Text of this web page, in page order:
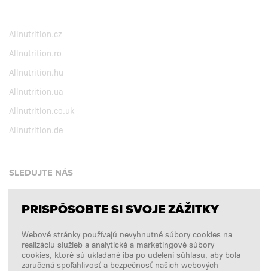
Allnutrition.cz
Allnutrition.ro
Allnutrition.hu
Allnutrition.ua
Allnutrition.co.uk
Allnutrition.de
SLEDUJTE NÁS
Facebook
Instagram
Copyright © 2026 SFD S. A.
PRISPÔSOBTE SI SVOJE ZÁŽITKY
Webové stránky používajú nevyhnutné súbory cookies na
realizáciu služieb a analytické a marketingové súbory
cookies, ktoré sú ukladané iba po udelení súhlasu, aby bola
zaručená spoľahlivosť a bezpečnosť našich webových